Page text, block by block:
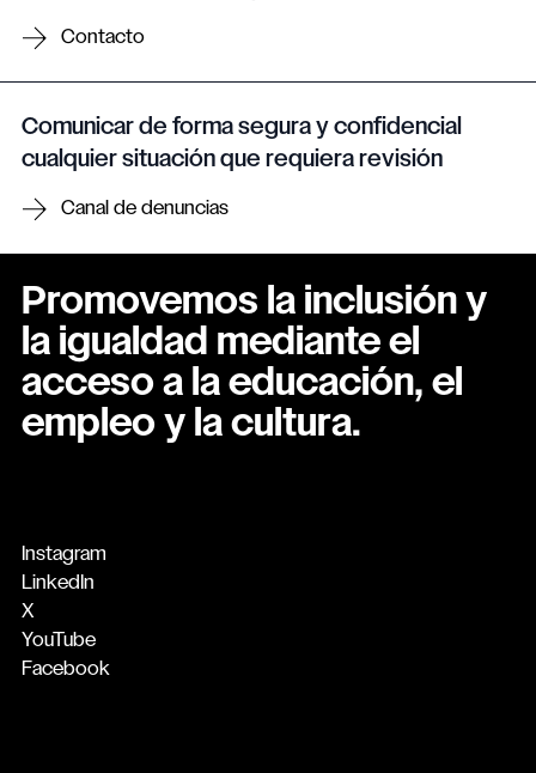
Contacto
Comunicar de forma segura y confidencial
cualquier situación que requiera revisión
Canal de denuncias
Promovemos la inclusión y
la igualdad mediante el
acceso a la educación, el
empleo y la cultura.
Instagram
LinkedIn
X
YouTube
Facebook